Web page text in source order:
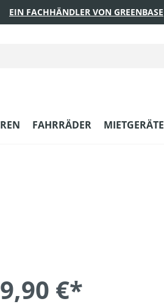
EIN FACHHÄNDLER VON GREENBASE
FAHRRÄDER MIETGERÄTE
€*